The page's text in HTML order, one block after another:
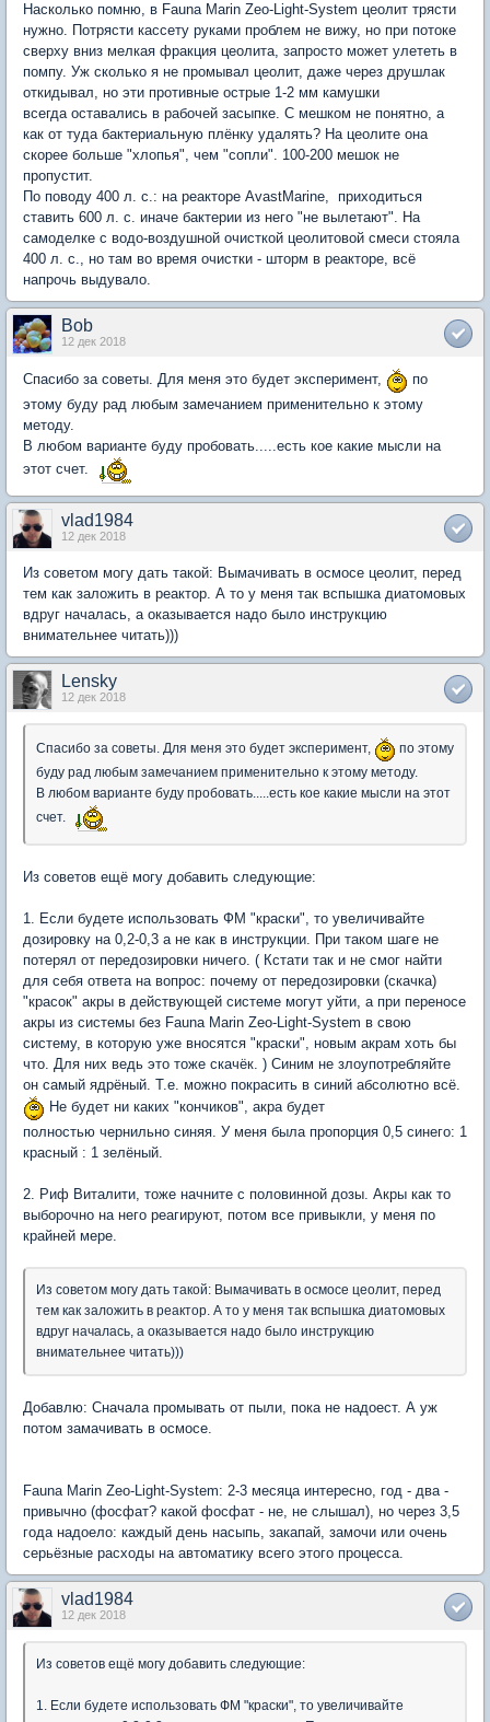
Насколько помню, в Fauna Marin Zeo-Light-System цеолит трясти
нужно. Потрясти кассету руками проблем не вижу, но при потоке
сверху вниз мелкая фракция цеолита, запросто может улететь в
помпу. Уж сколько я не промывал цеолит, даже через друшлак
откидывал, но эти противные острые 1-2 мм камушки
всегда оставались в рабочей засыпке. С мешком не понятно, а
как от туда бактериальную плёнку удалять? На цеолите она
скорее больше "хлопья", чем "сопли". 100-200 мешок не
пропустит.
По поводу 400 л. с.: на реакторе AvastMarine, приходиться
ставить 600 л. с. иначе бактерии из него "не вылетают". На
самоделке с водо-воздушной очисткой цеолитовой смеси стояла
400 л. с., но там во время очистки - шторм в реакторе, всё
напрочь выдувало.
Bob
12 дек 2018
Спасибо за советы. Для меня это будет эксперимент,
по
этому буду рад любым замечанием применительно к этому
методу.
В любом варианте буду пробовать.....есть кое какие мысли на
этот счет.
vlad1984
12 дек 2018
Из советом могу дать такой: Вымачивать в осмосе цеолит, перед
тем как заложить в реактор. А то у меня так вспышка диатомовых
вдруг началась, а оказывается надо было инструкцию
внимательнее читать)))
Lensky
12 дек 2018
Спасибо за советы. Для меня это будет эксперимент,
по этому
буду рад любым замечанием применительно к этому методу.
В любом варианте буду пробовать.....есть кое какие мысли на этот
счет.
Из советов ещё могу добавить следующие:
1. Если будете использовать ФМ "краски", то увеличивайте
дозировку на 0,2-0,3 а не как в инструкции. При таком шаге не
потерял от передозировки ничего. ( Кстати так и не смог найти
для себя ответа на вопрос: почему от передозировки (скачка)
"красок" акры в действующей системе могут уйти, а при переносе
акры из системы без Fauna Marin Zeo-Light-System в свою
систему, в которую уже вносятся "краски", новым акрам хоть бы
что. Для них ведь это тоже скачёк. ) Синим не злоупотребляйте
он самый ядрёный. Т.е. можно покрасить в синий абсолютно всё.
Не будет ни каких "кончиков", акра будет
полностью чернильно синяя. У меня была пропорция 0,5 синего: 1
красный : 1 зелёный.
2. Риф Виталити, тоже начните с половинной дозы. Акры как то
выборочно на него реагируют, потом все привыкли, у меня по
крайней мере.
Из советом могу дать такой: Вымачивать в осмосе цеолит, перед
тем как заложить в реактор. А то у меня так вспышка диатомовых
вдруг началась, а оказывается надо было инструкцию
внимательнее читать)))
Добавлю: Сначала промывать от пыли, пока не надоест. А уж
потом замачивать в осмосе.
Fauna Marin Zeo-Light-System: 2-3 месяца интересно, год - два -
привычно (фосфат? какой фосфат - не, не слышал), но через 3,5
года надоело: каждый день насыпь, закапай, замочи или очень
серьёзные расходы на автоматику всего этого процесса.
vlad1984
12 дек 2018
Из советов ещё могу добавить следующие:
1. Если будете использовать ФМ "краски", то увеличивайте